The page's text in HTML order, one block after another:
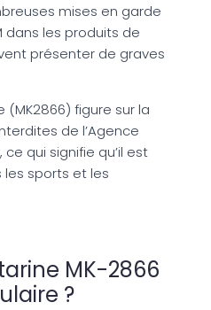
mises en garde
dans les produits de
présenter de graves
(MK2866) figure sur la
de l’Agence
qui signifie qu’il est
les sports et les
MK-2866
?